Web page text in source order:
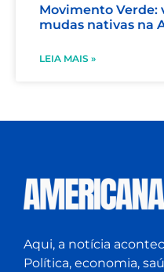
Movimento
mudas nativas na
LEIA MAIS »
Aqui, a notícia
Política, economia,